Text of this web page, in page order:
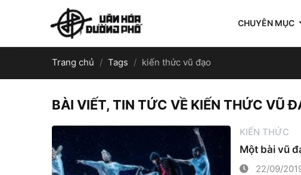
CHUYÊN MỤC
Trang chủ Tags kiến thức vũ đạo
BÀI VIẾT, TIN TỨC VỀ KIẾN THỨC VŨ
KIẾN THỨC
Một bài vũ
22/09/